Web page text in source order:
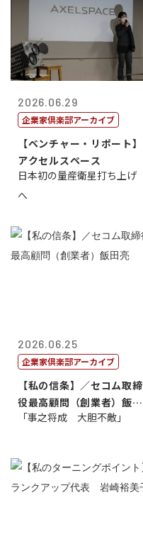
2026.06.29
企業家倶楽部アーカイブ
【ベンチャー・リポート】
アクセルスペース
日本初の量産衛星打ち上げ
へ
2026.06.25
企業家倶楽部アーカイブ
【私の信条】／セコム取締
役最高顧問（創業者）飯田
亮
「事之将成 大胆不敵」